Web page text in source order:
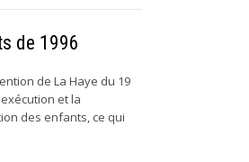
de 1996
de La Haye du 19
et la
des enfants, ce qui